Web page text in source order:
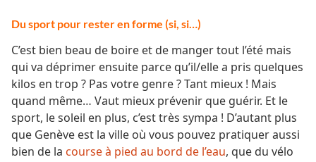
Du sport pour rester en forme (si, si…)
C’est bien beau de boire et de manger tout l’été mais
qui va déprimer ensuite parce qu’il/elle a pris quelques
kilos en trop ? Pas votre genre ? Tant mieux ! Mais
quand même… Vaut mieux prévenir que guérir. Et le
sport, le soleil en plus, c’est très sympa ! D’autant plus
que Genève est la ville où vous pouvez pratiquer aussi
bien de la course à pied au bord de l’eau, que du vélo